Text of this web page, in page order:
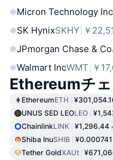
Micron Technology Inc
SK HynixSKHY ￥
JPmorgan Chase & Co
Walmart IncWMT ￥
Ethereumチ
EthereumETH
UNUS SED LEOLEO
ChainlinkLINK ¥1,296.44
Shiba InuSHIB
Tether GoldXAUt